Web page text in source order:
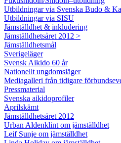
Utbildningar via Svenska Budo &
Utbildningar via SISU
Jämställdhet & inkludering
Jämställdhetsåret 2012 >
Jämställdhetsmål
Sverigeläger
Svensk Aikido 60 år
Nationellt ungdomsläger
Mediagalleri från tidigare
Pressmaterial
Svenska aikidoprofiler
Aprilskämt
Jämställdhetsåret 2012
Urban Aldenklint om jämställdhet
Leif Sunje om jämställdhet